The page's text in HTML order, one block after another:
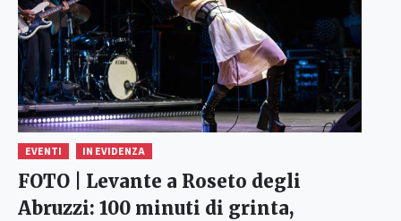
EVENTI IN EVIDENZA
FOTO | Levante a Roseto degli
Abruzzi: 100 minuti di grinta,